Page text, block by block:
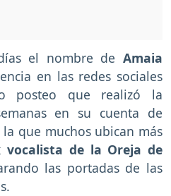
el nombre de Amaia
en las redes sociales
posteo que realizó la
en su cuenta de
que muchos ubican más
vocalista de la Oreja de
las portadas de las